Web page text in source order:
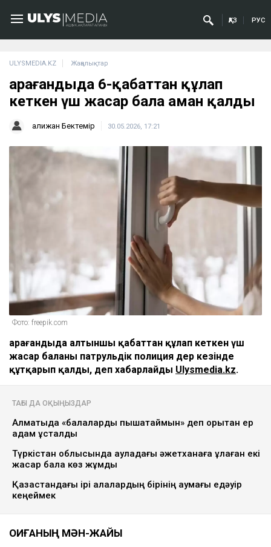
ҚАЗ РУС
ULYSMEDIA.KZ Жаңалықтар
Қарағандыда 6-қабаттан құлап
кеткен үш жасар бала аман қалды
Қалижан Бектемір 30.05.2026, 17:21
Фото: freepik.com
Қарағандыда алтыншы қабаттан құлап кеткен үш
жасар баланы патрульдік полиция дер кезінде
құтқарып қалды, деп хабарлайды Ulysmedia.kz.
ТАҒЫ ДА ОҚЫҢЫЗДАР
Алматыда «балаларды пышақтаймын» деп қорқытқан ер
адам ұсталды
Түркістан облысында ауладағы әжетханаға құлаған екі
жасар бала көз жұмды
Қазақстандағы ірі қалалардың бірінің аумағы едәуір
кеңеймек
ОҚИҒАНЫҢ МӘН-ЖАЙЫ